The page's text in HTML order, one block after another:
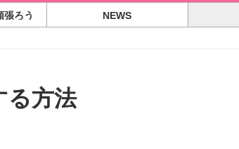
張ろう
NEWS
る方法